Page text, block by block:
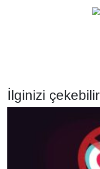
İlginizi çekebilir